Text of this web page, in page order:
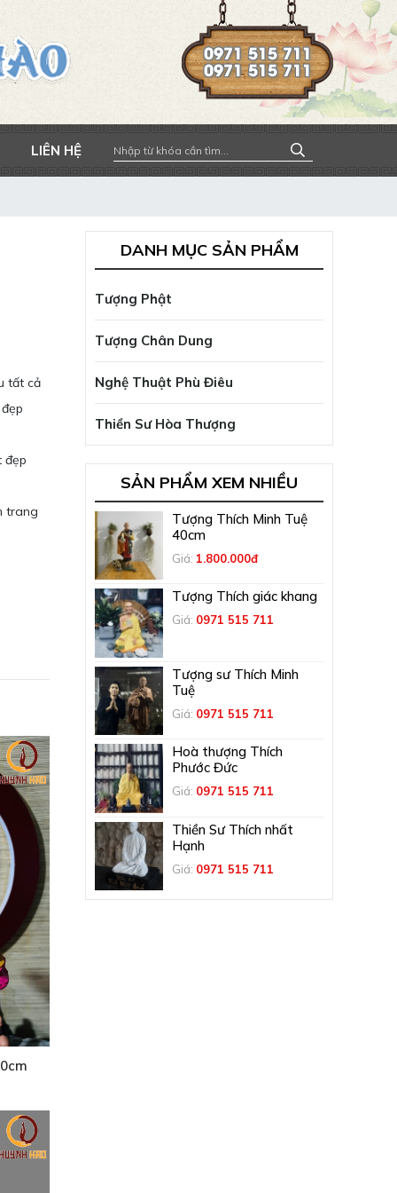
0971 515 711
0971 515 711
LIÊN HỆ
tất cả
đẹp
trang
DANH MỤC SẢN PHẨM
Tượng Phật
Tượng Chân Dung
Nghệ Thuật Phù Điêu
Thiền Sư Hòa Thượng
SẢN PHẨM XEM NHIỀU
Tượng Thích Minh Tuệ
40cm
Giá: 1.800.000đ
Tượng Thích giác khang
Giá: 0971 515 711
Tượng sư Thích Minh
Tuệ
Giá: 0971 515 711
Hoà thượng Thích
Phước Đức
Giá: 0971 515 711
Thiền Sư Thích nhất
Hạnh
Giá: 0971 515 711